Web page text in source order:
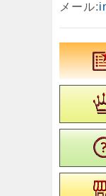
メール: